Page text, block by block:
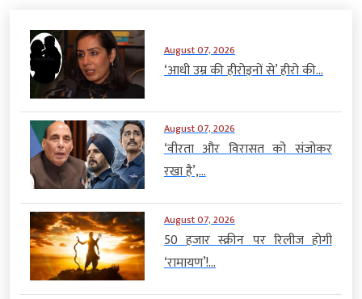
August 07, 2026
‘आधी उम्र की हीरोइनों से’ हीरो की...
August 07, 2026
‘वीरता और विरासत को संजोकर
रखा है’,...
August 07, 2026
50 हजार स्क्रीन पर रिलीज होगी
‘रामायण’!...